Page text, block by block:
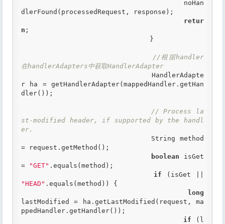
dlerFound(processedRequest, response);
retur
n ;
//根据handler
在handlerAdapters中获取HandlerAdapter
r ha = getHandlerAdapter(mappedHandler.getHan
dler());
// Process la
st-modified header, if supported by the handl
er.
= request.getMethod();
boolean isGet
=
"GET" .equals(method);
if
"HEAD" .equals(method)) {
long
lastModified = ha.getLastModified(request, ma
ppedHandler.getHandler());
if (l